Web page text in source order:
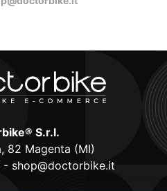
S.r.l.
82 Magenta (MI)
- shop@doctorbike.it